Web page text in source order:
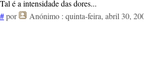
Tal é a intensidade das dores...
#por Anónimo : quinta-feira, abril 30,